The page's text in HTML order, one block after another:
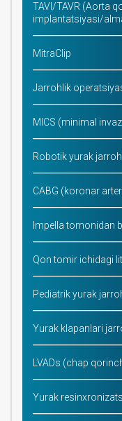
TAVI/TAVR (Aorta
implantatsiyasi/
MitraClip
Jarrohlik
MICS (minimal
Robotik yurak
CABG (koronar
Impella tomonidan
Qon tomir ichidagi
Pediatrik yurak
Yurak klapanlari
LVADs (chap
Yurak